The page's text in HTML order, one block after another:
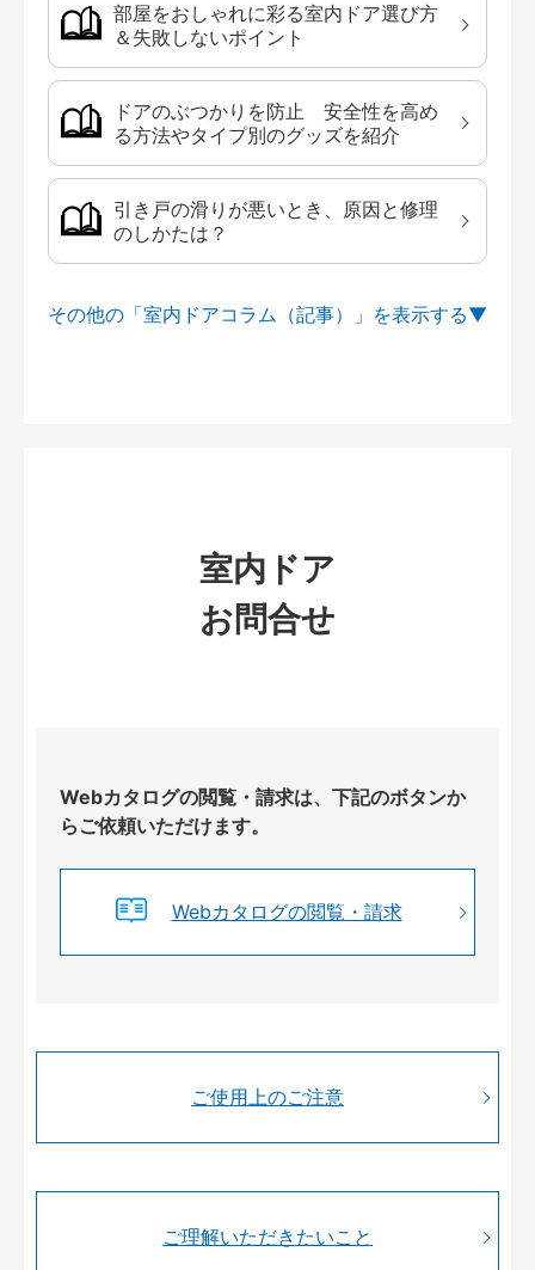
部屋をおしゃれに彩る室内ドア選び方
＆失敗しないポイント
ドアのぶつかりを防止 安全性を高め
る方法やタイプ別のグッズを紹介
引き戸の滑りが悪いとき、原因と修理
のしかたは？
その他の「室内ドアコラム（記事）」を
室内ドア
お問合せ
Webカタログの閲覧・請求は、下記のボタンか
らご依頼いただけます。
Webカタログの閲覧・請求
ご使用上のご注意
ご理解いただきたいこと